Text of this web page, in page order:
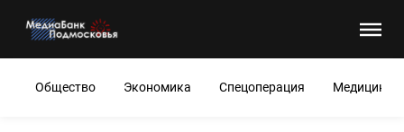
Общество Экономика Спецоперация Медицина